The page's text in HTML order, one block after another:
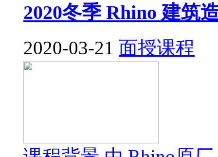
2020冬季 Rhino 建筑
2020-03-21 面授课程